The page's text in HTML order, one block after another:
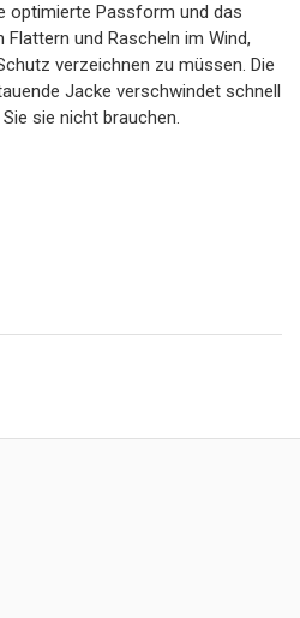
optimierte Passform und das
und Rascheln im Wind,
verzeichnen zu müssen. Die
Jacke verschwindet schnell
sie nicht brauchen.